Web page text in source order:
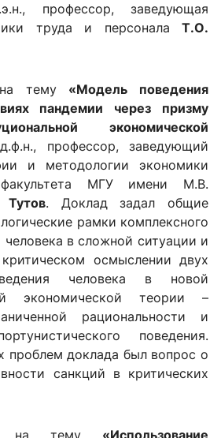
профессор, заведующая
труда и персонала Т.О.
тему «Модель поведения
пандемии через призму
экономической
профессор, заведующий
и методологии экономики
факультета МГУ имени М.В.
. Доклад задал общие
рамки комплексного
человека в сложной ситуации и
осмыслении двух
человека в новой
экономической теории –
рациональности и
поведения.
проблем доклада был вопрос о
санкций в критических